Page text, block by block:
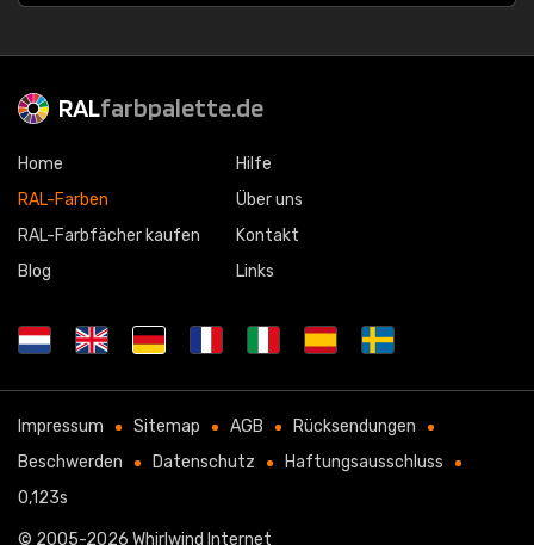
RALfarbpalette.de
Home
RAL-Farben
RAL-Farbfächer kaufen
Blog
Hilfe
Über uns
Kontakt
Links
Impressum Sitemap AGB
Rücksendungen
Beschwerden
Datenschutz
Haftungsausschluss
0,123s
© 2005-2026 Whirlwind Internet